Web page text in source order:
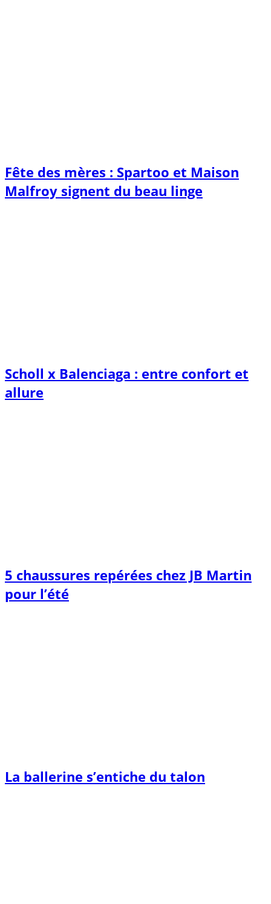
Fête des mères : Spartoo et Maison
Malfroy signent du beau linge
Scholl x Balenciaga : entre confort et
allure
5 chaussures repérées chez JB Martin
pour l’été
La ballerine s’entiche du talon